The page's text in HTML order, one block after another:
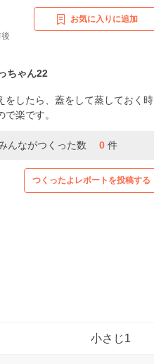
お気に入りに追加
ちゃん22
をしたら、蓋をして蒸しておく時
で楽です。
んながつくった数 0 件
つくったよレポートを投稿する
小さじ1